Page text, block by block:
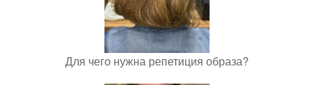
Для чего нужна репетиция образа?